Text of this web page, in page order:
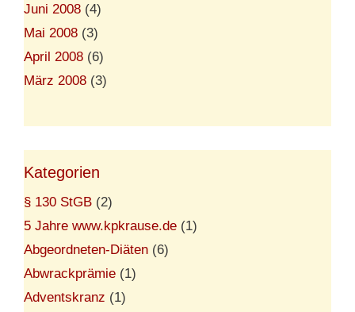
Juni 2008 (4)
Mai 2008 (3)
April 2008 (6)
März 2008 (3)
Kategorien
§ 130 StGB (2)
5 Jahre www.kpkrause.de (1)
Abgeordneten-Diäten (6)
Abwrackprämie (1)
Adventskranz (1)